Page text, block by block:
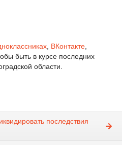
ВКонтакте
быть в курсе последних
области.
последствия